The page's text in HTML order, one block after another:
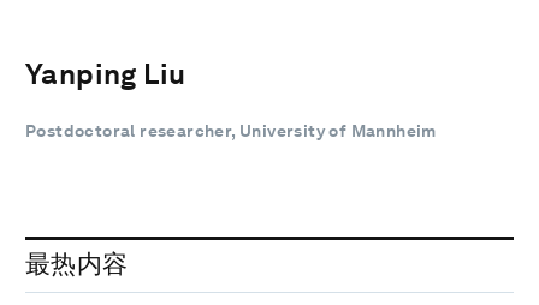
Yanping Liu
Postdoctoral researcher, University of Mannheim
最热内容